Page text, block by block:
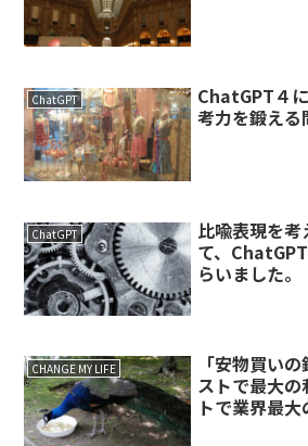
ChatGPT
ChatGPT４
考力を鍛える
ChatGPT
比喩表現を
て、
らいました。
CHANGE MY LIFE
「安物買い
ストで最大
トで業界最